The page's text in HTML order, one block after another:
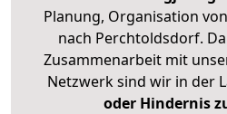
Planung, Organisation
nach Perchtoldsdorf.
Zusammenarbeit mit
Netzwerk sind wir in der
oder Hindernis